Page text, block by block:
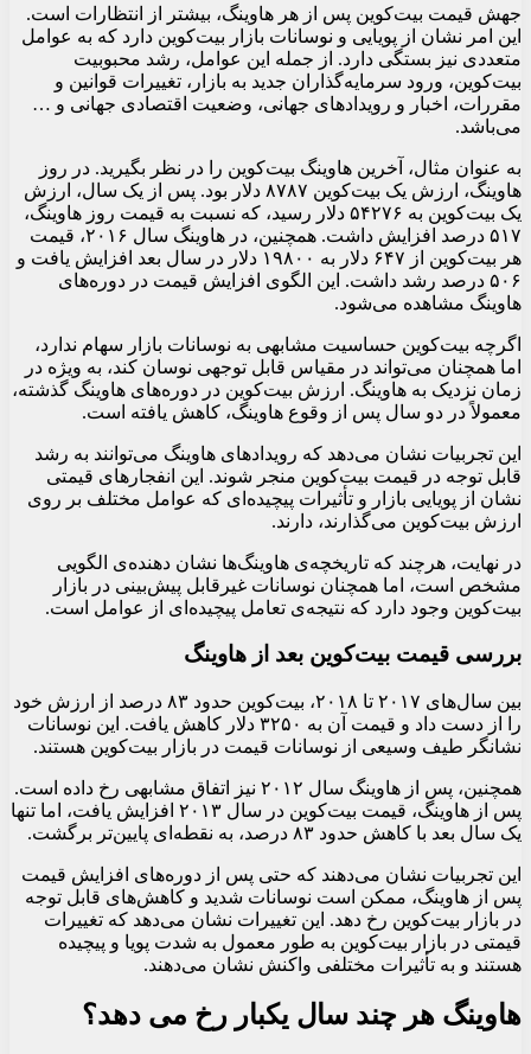
جهش قیمت بیت‌کوین پس از هر هاوینگ، بیشتر از انتظارات است.
این امر نشان از پویایی و نوسانات بازار بیت‌کوین دارد که به عوامل
متعددی نیز بستگی دارد. از جمله این عوامل، رشد محبوبیت
بیت‌کوین، ورود سرمایه‌گذاران جدید به بازار، تغییرات قوانین و
مقررات، اخبار و رویدادهای جهانی، وضعیت اقتصادی جهانی و …
می‌باشد.
به عنوان مثال، آخرین هاوینگ بیت‌کوین را در نظر بگیرید. در روز
هاوینگ، ارزش یک بیت‌کوین ۸۷۸۷ دلار بود. پس از یک سال، ارزش
یک بیت‌کوین به ۵۴۲۷۶ دلار رسید، که نسبت به قیمت روز هاوینگ،
۵۱۷ درصد افزایش داشت. همچنین، در هاوینگ سال ۲۰۱۶، قیمت
هر بیت‌کوین از ۶۴۷ دلار به ۱۹۸۰۰ دلار در سال بعد افزایش یافت و
۵۰۶ درصد رشد داشت. این الگوی افزایش قیمت در دوره‌های
هاوینگ مشاهده می‌شود.
اگرچه بیت‌کوین حساسیت مشابهی به نوسانات بازار سهام ندارد،
اما همچنان می‌تواند در مقیاس قابل توجهی نوسان کند، به ویژه در
زمان نزدیک به هاوینگ. ارزش بیت‌کوین در دوره‌های هاوینگ گذشته،
معمولاً در دو سال پس از وقوع هاوینگ، کاهش یافته است.
این تجربیات نشان می‌دهد که رویدادهای هاوینگ می‌توانند به رشد
قابل توجه در قیمت بیت‌کوین منجر شوند. این انفجارهای قیمتی
نشان از پویایی بازار و تأثیرات پیچیده‌ای که عوامل مختلف بر روی
ارزش بیت‌کوین می‌گذارند، دارند.
در نهایت، هرچند که تاریخچه‌ی هاوینگ‌ها نشان دهنده‌ی الگویی
مشخص است، اما همچنان نوسانات غیرقابل پیش‌بینی در بازار
بیت‌کوین وجود دارد که نتیجه‌ی تعامل پیچیده‌ای از عوامل است.
بررسی قیمت بیت‌کوین بعد از هاوینگ
بین سال‌های ۲۰۱۷ تا ۲۰۱۸، بیت‌کوین حدود ۸۳ درصد از ارزش خود
را از دست داد و قیمت آن به ۳۲۵۰ دلار کاهش یافت. این نوسانات
نشانگر طیف وسیعی از نوسانات قیمت در بازار بیت‌کوین هستند.
همچنین، پس از هاوینگ سال ۲۰۱۲ نیز اتفاق مشابهی رخ داده است.
پس از هاوینگ، قیمت بیت‌کوین در سال ۲۰۱۳ افزایش یافت، اما تنها
یک سال بعد با کاهش حدود ۸۳ درصد، به نقطه‌ای پایین‌تر برگشت.
این تجربیات نشان می‌دهند که حتی پس از دوره‌های افزایش قیمت
پس از هاوینگ، ممکن است نوسانات شدید و کاهش‌های قابل توجه
در بازار بیت‌کوین رخ دهد. این تغییرات نشان می‌دهد که تغییرات
قیمتی در بازار بیت‌کوین به طور معمول به شدت پویا و پیچیده
هستند و به تأثیرات مختلفی واکنش نشان می‌دهند.
هاوینگ هر چند سال یکبار رخ می دهد؟